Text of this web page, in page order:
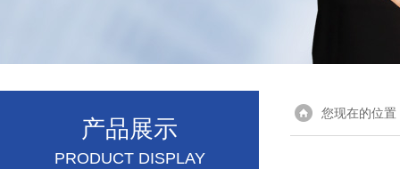
产品展示
PRODUCT DISPLAY
您现在的位置